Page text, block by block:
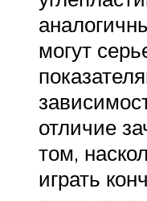
могут
отличие
том,
играть